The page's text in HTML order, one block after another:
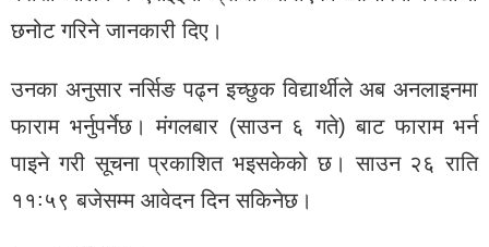
छनोट गरिने जानकारी दिए।
उनका अनुसार नर्सिङ पढ्न इच्छुक विद्यार्थीले अब अनलाइनमा
फाराम भर्नुपर्नेछ। मंगलबार (साउन ६ गते) बाट फाराम भर्न
पाइने गरी सूचना प्रकाशित भइसकेको छ। साउन २६ राति
११꞉५९ बजेसम्म आवेदन दिन सकिनेछ।